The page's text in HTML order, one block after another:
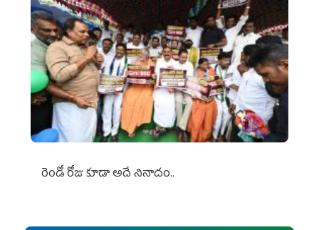
రెండో రోజు కూడా అదే నినాదం..